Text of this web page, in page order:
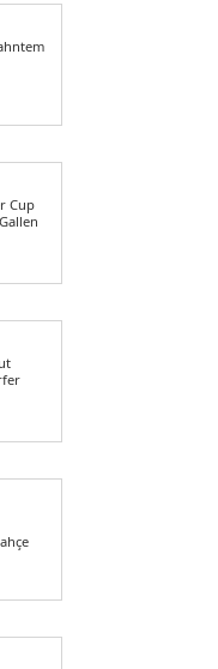
Cup